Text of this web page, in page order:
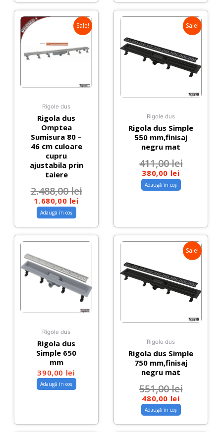
Sale!
Rigole dus
Rigola dus
Omptea
Sumisura 80 –
46 cm culoare
cupru
ajustabila prin
taiere
2.488,00lei
1.680,00 lei
Adaugă în coș
Sale!
Rigole dus
Rigola dus Simple
550 mm,finisaj
negru mat
411,00lei
380,00 lei
Adaugă în coș
Rigole dus
Rigola dus
Simple 650
mm
390,00 lei
Adaugă în coș
Sale!
Rigole dus
Rigola dus Simple
750 mm,finisaj
negru mat
551,00lei
480,00 lei
Adaugă în coș